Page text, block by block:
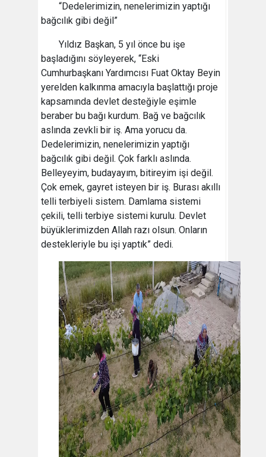
“Dedelerimizin, nenelerimizin yaptığı
bağcılık gibi değil”
Yıldız Başkan, 5 yıl önce bu işe
başladığını söyleyerek, “Eski
Cumhurbaşkanı Yardımcısı Fuat Oktay Beyin
yerelden kalkınma amacıyla başlattığı proje
kapsamında devlet desteğiyle eşimle
beraber bu bağı kurdum. Bağ ve bağcılık
aslında zevkli bir iş. Ama yorucu da.
Dedelerimizin, nenelerimizin yaptığı
bağcılık gibi değil. Çok farklı aslında.
Belleyeyim, budayayım, bitireyim işi değil.
Çok emek, gayret isteyen bir iş. Burası akıllı
telli terbiyeli sistem. Damlama sistemi
çekili, telli terbiye sistemi kurulu. Devlet
büyüklerimizden Allah razı olsun. Onların
destekleriyle bu işi yaptık” dedi.